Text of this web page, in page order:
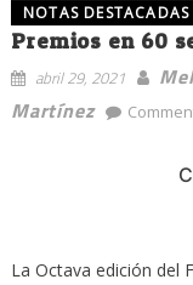
NOTAS DESTACADAS
Premios en 60
abril 29, 2021
Martínez
La Octava edición del